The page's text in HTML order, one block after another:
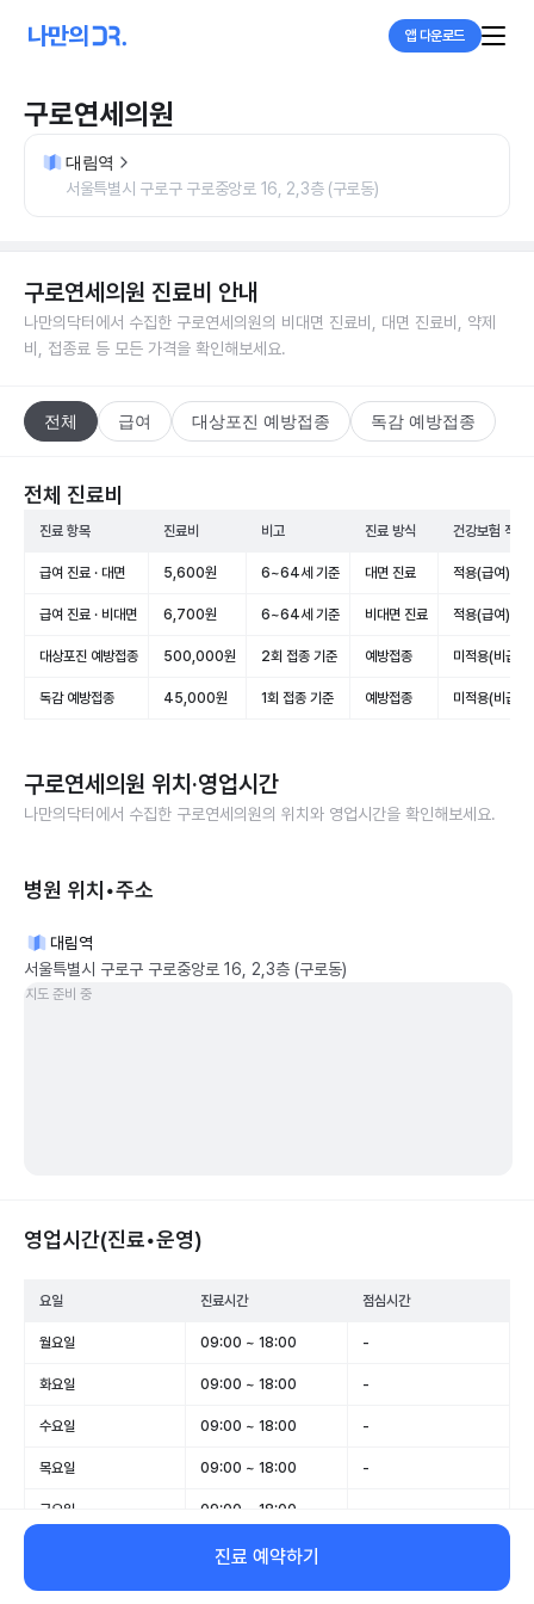
앱 다운로드
구로연세의원
대림역
서울특별시 구로구 구로중앙로 16, 2,3층 (구로동)
구로연세의원 진료비 안내
나만의닥터에서 수집한 구로연세의원의 비대면 진료비, 대면 진료비, 약제
비, 접종료 등 모든 가격을 확인해보세요.
전체 급여 대상포진 예방접종 독감 예방접종
전체 진료비
진료 항목 진료비 비고 진료 방식 건강보험 적용
급여 진료 · 대면 5,600원 6~64세 기준 대면 진료 적용(급여)
급여 진료 · 비대면 6,700원 6~64세 기준 비대면 진료 적용(급여)
대상포진 예방접종 500,000원 2회 접종 기준 예방접종 미적용(비급여)
독감 예방접종 45,000원 1회 접종 기준 예방접종 미적용(비급여)
구로연세의원 위치·영업시간
나만의닥터에서 수집한 구로연세의원의 위치와 영업시간을 확인해보세요.
병원 위치•주소
대림역
서울특별시 구로구 구로중앙로 16, 2,3층 (구로동)
지도 준비 중
영업시간(진료•운영)
요일 진료시간 점심시간
월요일 09:00 ~ 18:00 -
화요일 09:00 ~ 18:00 -
수요일 09:00 ~ 18:00 -
목요일 09:00 ~ 18:00 -
금요일 09:00 ~ 18:00
휴무
일요일 09:00 ~ 12:30 -
진료 예약하기